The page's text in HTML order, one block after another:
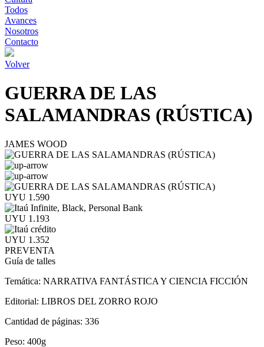
Todos
Avances
Nosotros
Contacto
Volver
GUERRA DE LAS
SALAMANDRAS (RÚSTICA)
JAMES WOOD
UYU 1.590
UYU 1.193
UYU 1.352
PREVENTA
Guía de talles
Temática: NARRATIVA FANTÁSTICA Y CIENCIA FICCIÓN
Editorial: LIBROS DEL ZORRO ROJO
Cantidad de páginas: 336
Peso: 400g